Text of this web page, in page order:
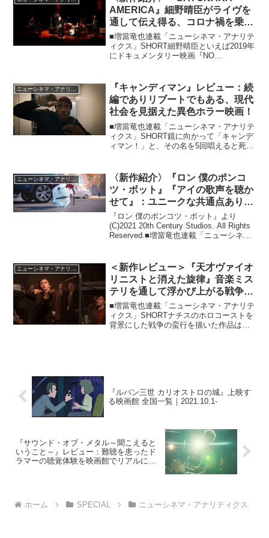
定移住した模...
AMERICA』細野晴臣がライヴを
通して伝え得る、コロナ禍を乗り
越える自由の意思
■増當竜也連載「ニューシネマ・アナリテ
ィクス」SHORT細野晴臣といえば2019年
にドキュメンタリー映画『NO
れがコロナ禍の音楽界はもとよりエンタ
テインメントの...
ニューシネマ・アナリティクス
『キャンディマン』レビュー：続
編でありリブートでもある、現代
社会を見据えた異色ホラー映画！
■増當竜也連載「ニューシネマ・アナリテ
ィクス」SHORT鏡に向かって「キャンデ
ィマン！」と、その名を5回唱えると死ん
が、今回はその最新第4弾と呼ぶには少し
抵抗があ...
ニューシネマ・アナリティクス
〈新作紹介〉『ロン 僕のポンコ
ツ・ボット』『アイの歌声を聴か
せて』：ユニークな共通点ありの
ＳＦアニメ映画！
『ロン 僕のポンコツ・ボット』より
(C)2021 20th Century Studios. All Rights
Reserved.■増當竜也連載「ニューシネ
ニューシネマ・アナリティクス
＜新作レビュー＞『天才ヴァイオ
リニストと消えた旋律』音楽ミス
テリを通して浮かび上がる戦争の
蛮行と神への信仰
■増當竜也連載「ニューシネマ・アナリテ
ィクス」SHORTナチスのホロコーストを
背景にした戦争の蛮行を描いた作品は昔
『ルパン三世 カリオストロの城』上映す
る映画館 全国一覧｜2021.10.1-
『サウンド・オブ・メタル～聞こえると
いうこと～』レビュー：難聴を患ったド
ラマーの聴覚体験を映画館でリアルに再
ホーム SPECIAL ニューシネマ・アナリティクス